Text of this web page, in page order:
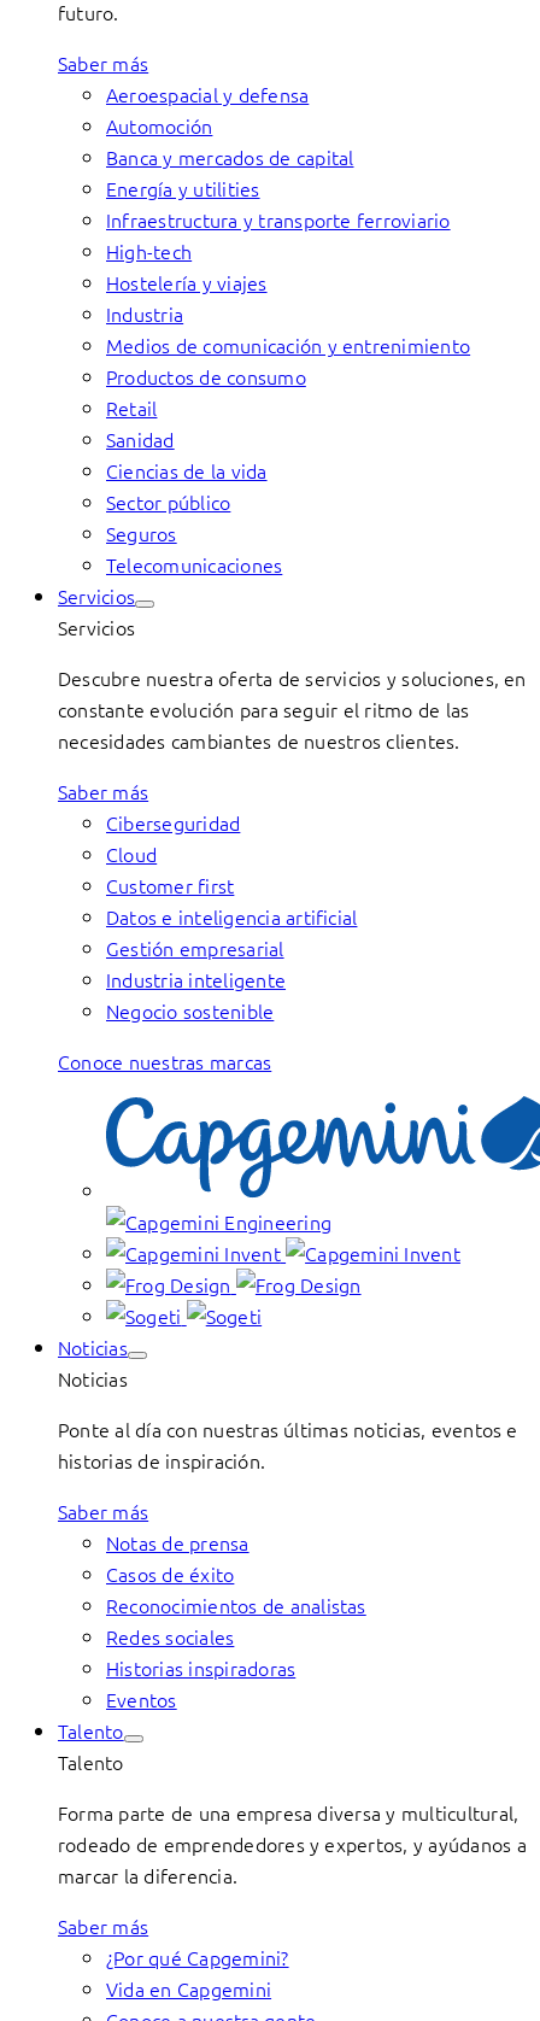
futuro.
Saber más
Aeroespacial y defensa
Automoción
Banca y mercados de capital
Energía y utilities
Infraestructura y transporte ferroviario
High-tech
Hostelería y viajes
Industria
Medios de comunicación y entrenimiento
Productos de consumo
Retail
Sanidad
Ciencias de la vida
Sector público
Seguros
Telecomunicaciones
Servicios
Servicios
Descubre nuestra oferta de servicios y soluciones, en
constante evolución para seguir el ritmo de las
necesidades cambiantes de nuestros clientes.
Saber más
Ciberseguridad
Cloud
Customer first
Datos e inteligencia artificial
Gestión empresarial
Industria inteligente
Negocio sostenible
Conoce nuestras marcas
Noticias
Noticias
Ponte al día con nuestras últimas noticias, eventos e
historias de inspiración.
Saber más
Notas de prensa
Casos de éxito
Reconocimientos de analistas
Redes sociales
Historias inspiradoras
Eventos
Talento
Talento
Forma parte de una empresa diversa y multicultural,
rodeado de emprendedores y expertos, y ayúdanos a
marcar la diferencia.
Saber más
¿Por qué Capgemini?
Vida en Capgemini